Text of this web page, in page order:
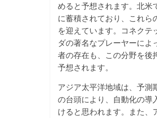
めると予想されます。北米
に蓄積されており、これ
を迎えています。コネク
ダの著名なプレーヤーに
者の存在も、この分野を後
予想されます。
アジア太平洋地域は、予測
の台頭により、自動化の導
けると思われます。また、